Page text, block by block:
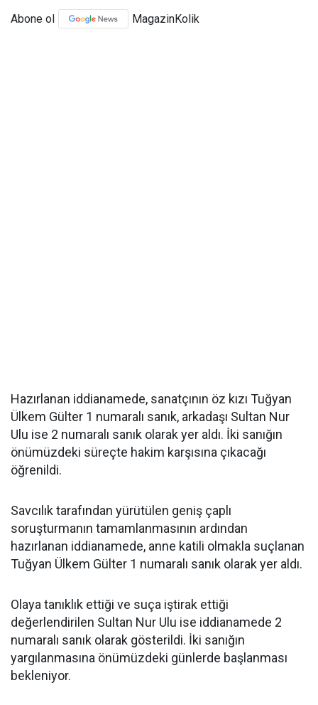
Abone ol MagazinKolik
Hazırlanan iddianamede, sanatçının öz kızı Tuğyan
Ülkem Gülter 1 numaralı sanık, arkadaşı Sultan Nur
Ulu ise 2 numaralı sanık olarak yer aldı. İki sanığın
önümüzdeki süreçte hakim karşısına çıkacağı
öğrenildi.
Savcılık tarafından yürütülen geniş çaplı
soruşturmanın tamamlanmasının ardından
hazırlanan iddianamede, anne katili olmakla suçlanan
Tuğyan Ülkem Gülter 1 numaralı sanık olarak yer aldı.
Olaya tanıklık ettiği ve suça iştirak ettiği
değerlendirilen Sultan Nur Ulu ise iddianamede 2
numaralı sanık olarak gösterildi. İki sanığın
yargılanmasına önümüzdeki günlerde başlanması
bekleniyor.